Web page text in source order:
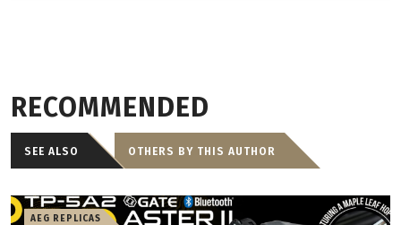
RECOMMENDED
SEE ALSO OTHERS BY THIS AUTHOR
AEG REPLICAS